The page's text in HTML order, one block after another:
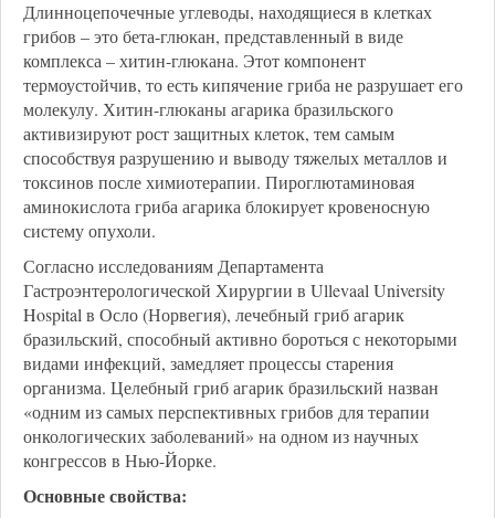
Длинноцепочечные углеводы, находящиеся в клетках
грибов – это бета-глюкан, представленный в виде
комплекса – хитин-глюкана. Этот компонент
термоустойчив, то есть кипячение гриба не разрушает его
молекулу. Хитин-глюканы агарика бразильского
активизируют рост защитных клеток, тем самым
способствуя разрушению и выводу тяжелых металлов и
токсинов после химиотерапии. Пироглютаминовая
аминокислота гриба агарика блокирует кровеносную
систему опухоли.
Согласно исследованиям Департамента
Гастроэнтерологической Хирургии в Ullevaal University
Hospital в Осло (Норвегия), лечебный гриб агарик
бразильский, способный активно бороться с некоторыми
видами инфекций, замедляет процессы старения
организма. Целебный гриб агарик бразильский назван
«одним из самых перспективных грибов для терапии
онкологических заболеваний» на одном из научных
конгрессов в Нью-Йорке.
Основные свойства: